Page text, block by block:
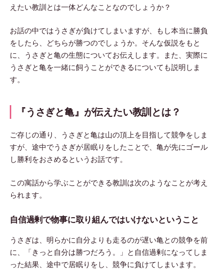
えたい教訓とは一体どんなことなのでしょうか？
お話の中ではうさぎが負けてしまいますが、もし本当に勝負
をしたら、どちらが勝つのでしょうか。そんな仮説をもと
に、うさぎと亀の生態についてお伝えします。また、実際に
うさぎと亀を一緒に飼うことができるについても説明しま
す。
『うさぎと亀』が伝えたい教訓とは？
ご存じの通り、うさぎと亀は山の頂上を目指して競争をしま
すが、途中でうさぎが居眠りをしたことで、亀が先にゴール
し勝利をおさめるというお話です。
この寓話から学ぶことができる教訓は次のようなことが考え
られます。
自信過剰で物事に取り組んではいけないということ
うさぎは、明らかに自分よりも走るのが遅い亀との競争を前
に、「きっと自分は勝つだろう。」と自信過剰になってしま
った結果、途中で居眠りをし、競争に負けてしまいます。